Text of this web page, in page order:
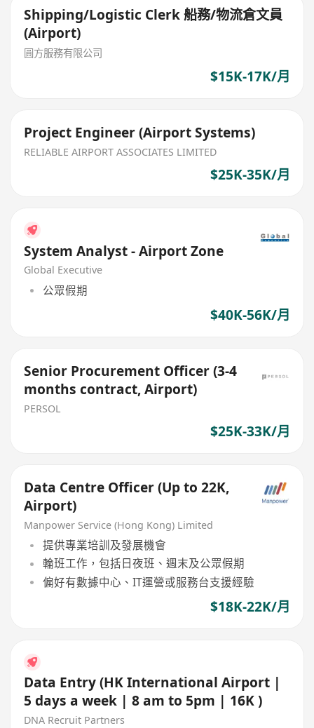
Shipping/Logistic Clerk 船務/物流倉文員
(Airport)
圓方服務有限公司
$15K-17K/月
Project Engineer (Airport Systems)
RELIABLE AIRPORT ASSOCIATES LIMITED
$25K-35K/月
System Analyst - Airport Zone
Global Executive
公眾假期
$40K-56K/月
Senior Procurement Officer (3-4
months contract, Airport)
PERSOL
$25K-33K/月
Data Centre Officer (Up to 22K,
Airport)
Manpower Service (Hong Kong) Limited
提供專業培訓及發展機會
輪班工作，包括日夜班、週末及公眾假期
偏好有數據中心、IT運營或服務台支援經驗
$18K-22K/月
Data Entry (HK International Airport |
5 days a week | 8 am to 5pm | 16K )
DNA Recruit Partners